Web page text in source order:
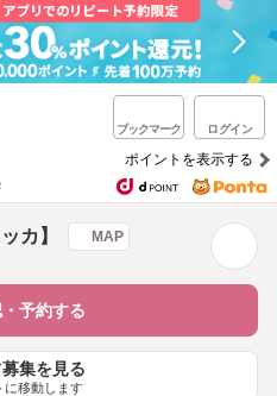
ブックマーク ログイン
ポイントを表示する
カ】 MAP
予約する
集を見る
に移動します